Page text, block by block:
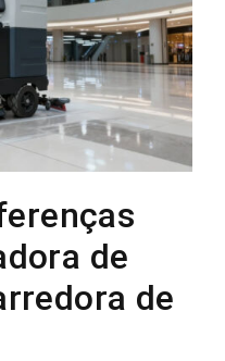
de
de